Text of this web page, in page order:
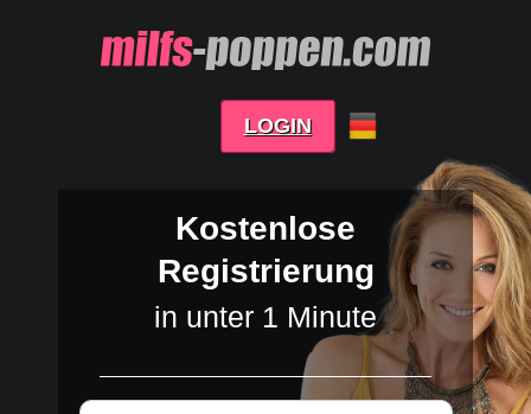
LOGIN
Kostenlose
Registrierung
in unter 1 Minute